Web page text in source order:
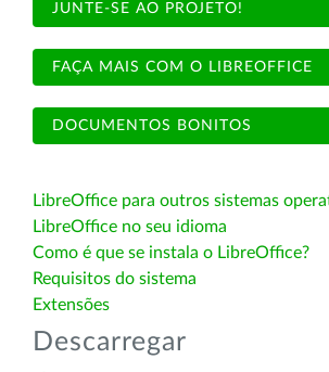
JUNTE-SE AO PROJETO!
FAÇA MAIS COM O LIBREOFFICE
DOCUMENTOS BONITOS
LibreOffice para outros sistemas
LibreOffice no seu idioma
Como é que se instala o LibreOffice?
Requisitos do sistema
Extensões
Descarregar